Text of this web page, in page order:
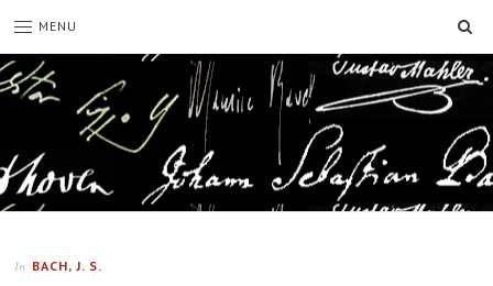
MENU
In BACH, J. S.